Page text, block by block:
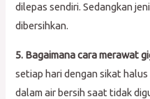
dilepas sendiri. Sedangkan
dibersihkan.
5. Bagaimana cara merawat
setiap hari dengan sikat
dalam air bersih saat tidak